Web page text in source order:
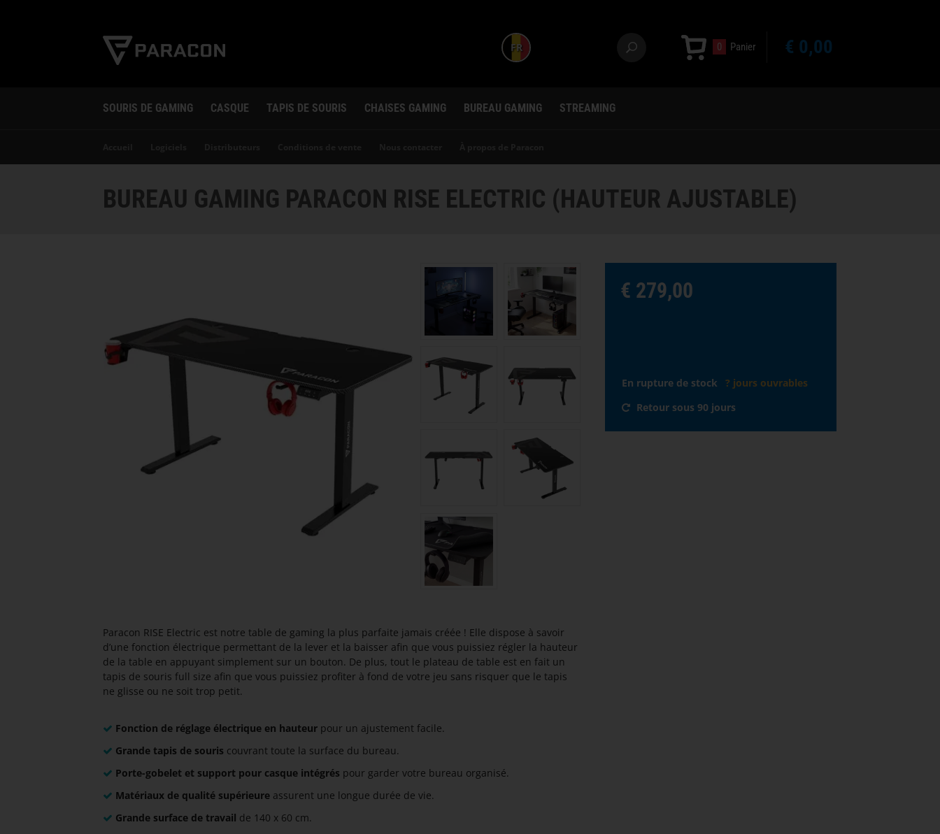
FR 0 Panier € 0,00
SOURIS DE GAMING CASQUE TAPIS DE SOURIS CHAISES GAMING BUREAU GAMING STREAMING
BUREAU GAMING PARACON RISE ELECTRIC (HAUTEUR AJUSTABLE)
Paracon RISE Electric est notre table de gaming la plus parfaite jamais créée ! Elle dispose à savoir
d’une fonction électrique permettant de la lever et la baisser afin que vous puissiez régler la hauteur
de la table en appuyant simplement sur un bouton. De plus, tout le plateau de table est en fait un
tapis de souris full size afin que vous puissiez profiter à fond de votre jeu sans risquer que le tapis
ne glisse ou ne soit trop petit.
Fonction de réglage électrique en hauteur pour un ajustement facile.
Grande tapis de souris couvrant toute la surface du bureau.
Porte-gobelet et support pour casque intégrés pour garder votre bureau organisé.
Matériaux de qualité supérieure assurent une longue durée de vie.
Grande surface de travail de 140 x 60 cm.
€ 279,00
En rupture de stock
? jours ouvrables
Retour sous 90 jours